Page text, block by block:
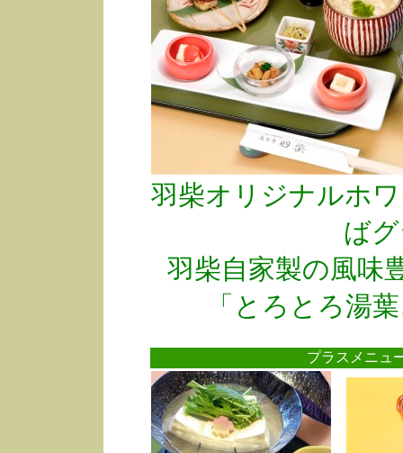
羽柴オリジナルホ
ば
羽柴自家製の風味
「とろとろ湯
プラスメニ